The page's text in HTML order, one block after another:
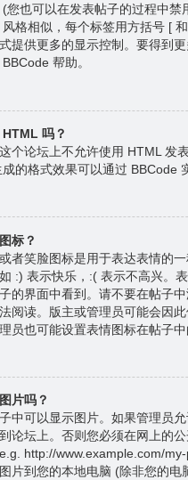
您也可以在发表帖子的过程中禁
格相似，每个标签用方括号 [
提供更多的显示控制。要得到
帮助。
吗？
个论坛上不允许使用 HTML 发
的格式效果可以通过 BBCode
标？
者笑脸图标是用于表达表情的
:) 表示快乐，:( 表示不高兴。
的界面中看到。请不要在帖子
阅读。版主或管理员可能会因
员也可能设置表情图标在帖子中
片吗？
中可以显示图片。如果管理员
论坛上。否则您必须在网上的
http://www.example.com/
片到您的本地电脑 (除非您的电